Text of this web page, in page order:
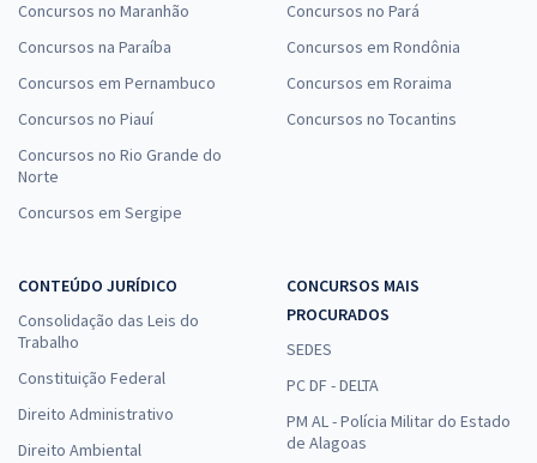
Concursos no Maranhão
Concursos na Paraíba
Concursos em Pernambuco
Concursos no Piauí
Concursos no Rio Grande do
Norte
Concursos em Sergipe
Concursos no Pará
Concursos em Rondônia
Concursos em Roraima
Concursos no Tocantins
CONTEÚDO JURÍDICO
Consolidação das Leis do
Trabalho
Constituição Federal
Direito Administrativo
Direito Ambiental
CONCURSOS MAIS
PROCURADOS
SEDES
PC DF - DELTA
PM AL - Polícia Militar do Estado
de Alagoas